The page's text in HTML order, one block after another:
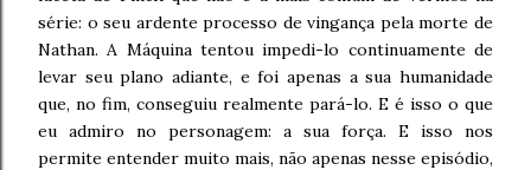
série: o seu ardente processo de vingança pela morte de
Nathan. A Máquina tentou impedi-lo continuamente de
levar seu plano adiante, e foi apenas a sua humanidade
que, no fim, conseguiu realmente pará-lo. E é isso o que
eu admiro no personagem: a sua força. E isso nos
permite entender muito mais, não apenas nesse episódio,